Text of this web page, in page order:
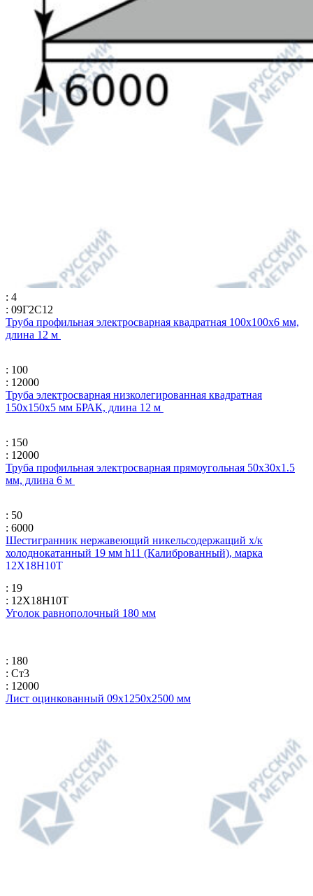
: 4
: 09Г2С12
Труба профильная электросварная квадратная 100х100х6 мм,
длина 12 м
: 100
: 12000
Труба электросварная низколегированная квадратная
150х150х5 мм БРАК, длина 12 м
: 150
: 12000
Труба профильная электросварная прямоугольная 50х30х1.5
мм, длина 6 м
: 50
: 6000
Шестигранник нержавеющий никельсодержащий х/к
холоднокатанный 19 мм h11 (Калиброванный), марка
12Х18Н10Т
: 19
: 12Х18Н10Т
Уголок равнополочный 180 мм
: 180
: Ст3
: 12000
Лист оцинкованный 09х1250х2500 мм